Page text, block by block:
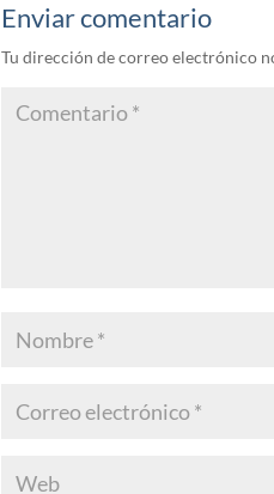
Enviar comentario
Tu dirección de correo electrónico